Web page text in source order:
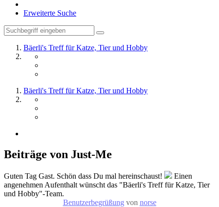
Erweiterte Suche
Bäerli's Treff für Katze, Tier und Hobby
Bäerli's Treff für Katze, Tier und Hobby
Beiträge von Just-Me
Guten Tag Gast. Schön dass Du mal hereinschaust!
Einen
angenehmen Aufenthalt wünscht das "Bäerli's Treff für Katze, Tier
und Hobby"-Team.
Benutzerbegrüßung von norse